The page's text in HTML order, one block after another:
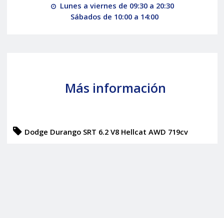
Lunes a viernes de 09:30 a 20:30
Sábados de 10:00 a 14:00
Más información
Dodge Durango SRT 6.2 V8 Hellcat AWD 719cv